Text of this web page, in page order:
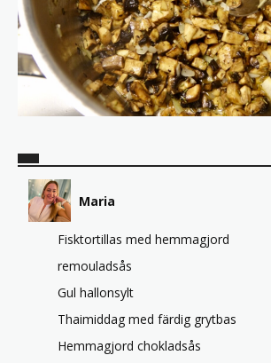
Maria
Fisktortillas med hemmagjord
remouladsås
Gul hallonsylt
Thaimiddag med färdig grytbas
Hemmagjord chokladsås